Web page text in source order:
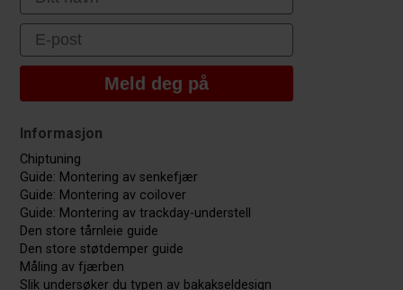
Email
Meld deg på
Informasjon
Chiptuning
Guide: Montering av senkefjær
Guide: Montering av coilover
Guide: Montering av trackday-understell
Den store tårnleie guide
Den store støtdemper guide
Måling av fjærben
Slik undersøker du typen av bakakseldesign